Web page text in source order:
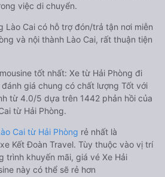
việc di chuyển.
Lào Cai có hỗ trợ đón/trả tận nơi miễn
và nội thành Lào Cai, rất thuận tiện
tốt nhất: Xe từ Hải Phòng đi
giá chung có chất lượng Tốt với
từ 4.0/5 dựa trên 1442 phản hồi của
từ Hải Phòng.
Cai từ Hải Phòng rẻ nhất là
Kết Đoàn Travel. Tùy thuộc vào vị trí
trình khuyến mãi, giá vé Xe Hải
này có thể sẽ rẻ hơn